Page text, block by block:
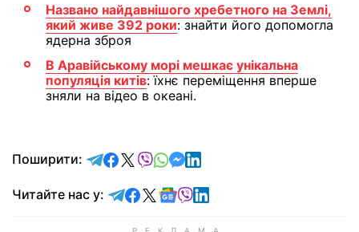
Названо найдавнішого хребетного на Землі,
який живе 392 роки: знайти його допомогла
ядерна зброя
В Аравійському морі мешкає унікальна
популяція китів: їхнє переміщення вперше
зняли на відео в океані.
Поширити: відправити у Telegram
поділитись у Facebook
поділитись у X
відправити у Viber
відправити у Whatsapp
відправити у Messenger
відправити у LinkedIn
Читайте нас у: Читайте у Telegram
Читайте у Facebook
Читайте у X
Читайте у Google news
Читайте у Viber
Читайте у LinkedIn